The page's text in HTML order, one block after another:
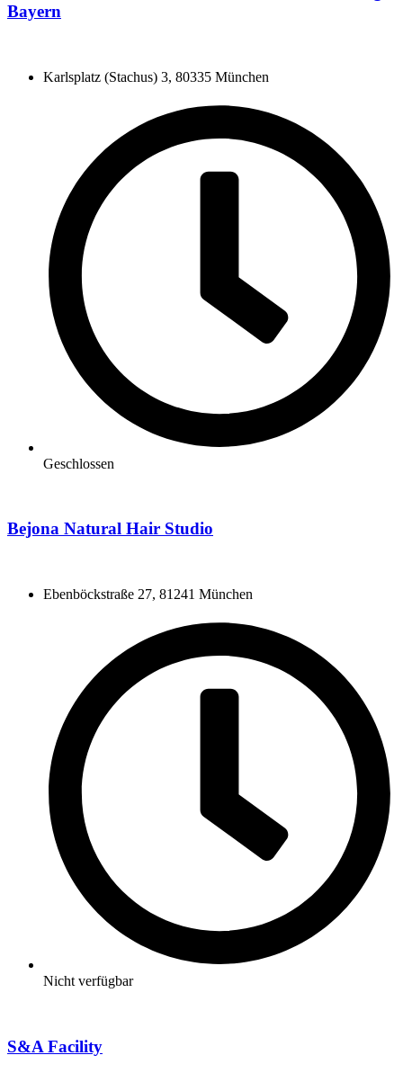
Bayern
Karlsplatz (Stachus) 3, 80335 München
Geschlossen
Bejona Natural Hair Studio
Ebenböckstraße 27, 81241 München
Nicht verfügbar
S&A Facility